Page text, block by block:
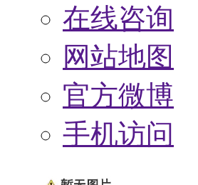
在线咨询
网站地图
官方微博
手机访问